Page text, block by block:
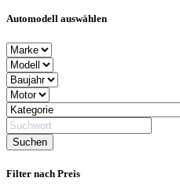
Automodell auswählen
Filter nach Preis